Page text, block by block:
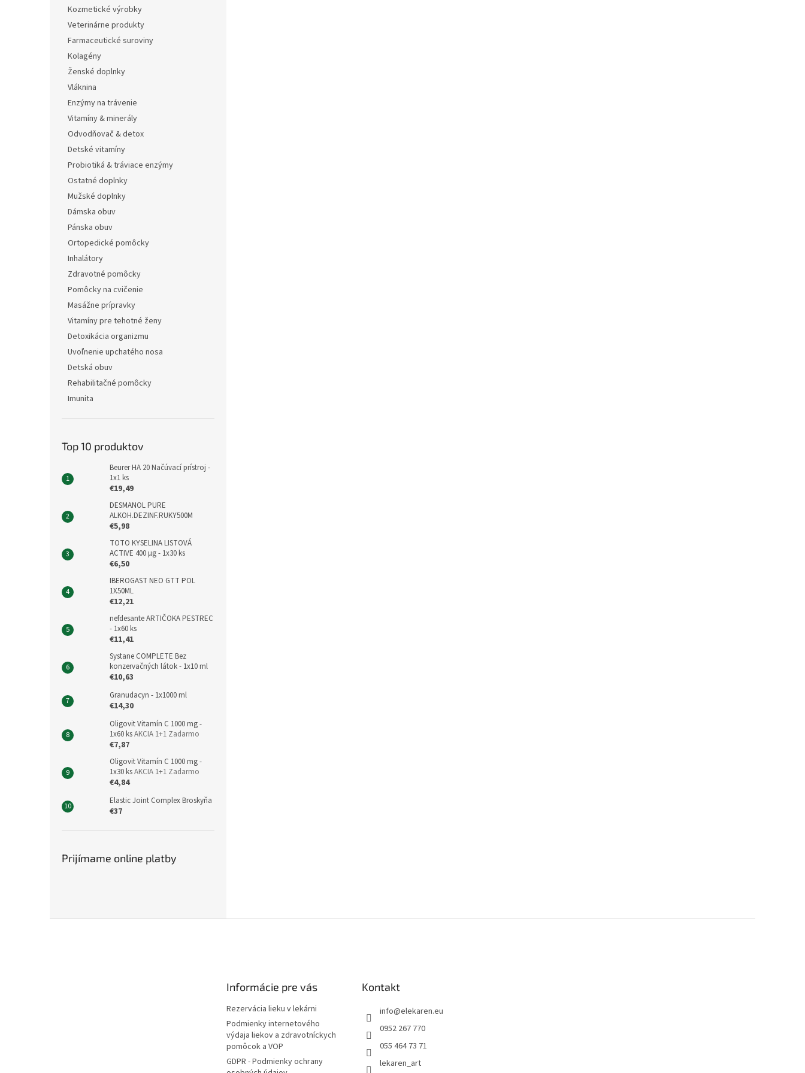
Kozmetické výrobky
Veterinárne produkty
Farmaceutické suroviny
Kolagény
Ženské doplnky
Vláknina
Enzýmy na trávenie
Vitamíny & minerály
Odvodňovač & detox
Detské vitamíny
Probiotiká & tráviace enzýmy
Ostatné doplnky
Mužské doplnky
Dámska obuv
Pánska obuv
Ortopedické pomôcky
Inhalátory
Zdravotné pomôcky
Pomôcky na cvičenie
Masážne prípravky
Vitamíny pre tehotné ženy
Detoxikácia organizmu
Uvoľnenie upchatého nosa
Detská obuv
Rehabilitačné pomôcky
Imunita
Top 10 produktov
Beurer HA 20 Načúvací prístroj -
1x1 ks
€19,49
DESMANOL PURE
ALKOH.DEZINF.RUKY500M
€5,98
TOTO KYSELINA LISTOVÁ
ACTIVE 400 μg - 1x30 ks
€6,50
IBEROGAST NEO GTT POL
1X50ML
€12,21
nefdesante ARTIČOKA PESTREC
- 1x60 ks
€11,41
Systane COMPLETE Bez
konzervačných látok - 1x10 ml
€10,63
Granudacyn - 1x1000 ml
€14,30
Oligovit Vitamín C 1000 mg -
1x60 ksAKCIA 1+1 Zadarmo
€7,87
Oligovit Vitamín C 1000 mg -
1x30 ksAKCIA 1+1 Zadarmo
€4,84
Elastic Joint Complex Broskyňa
€37
Prijímame online platby
Informácie pre vás
Rezervácia lieku v lekárni
Podmienky internetového
výdaja liekov a zdravotníckych
pomôcok a VOP
GDPR - Podmienky ochrany
Kontakt
info@elekaren.eu
0952 267 770
055 464 73 71
lekaren_art